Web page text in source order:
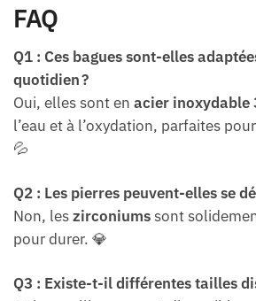
FAQ
Q1 : Ces bagues sont-elles
quotidien ?
Oui, elles sont en acier inoxydable
l’eau et à l’oxydation, parfaites
💦
Q2 : Les pierres peuvent-elles se
Non, leszirconiumssont
pour durer. 💎
Q3 : Existe-t-il différentes tailles